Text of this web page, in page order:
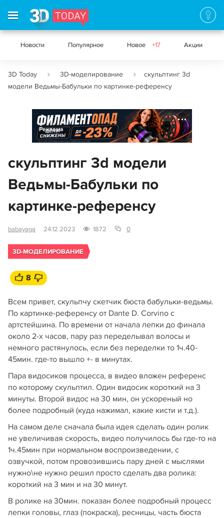
Новости Популярное Новое +17 Акции
3D Today 3D-моделирование
скульптинг 3d
модели Ведьмы-Бабульки по картинке-референсу
Реклама
скульптинг 3d модели
Ведьмы-Бабульки по
картинке-референсу
babayaga 24.12.2023 1872 0
3D-МОДЕЛИРОВАНИЕ
8
Всем привет, скульпчу скетчик бюста бабульки-ведьмы.
По картинке-референсу от Dante D. Corvino с
артстейшина. По времени от начала лепки до финала
около 2-х часов, пару раз переделывал волосы и
немного растянулось, если без переделки то 1ч.40-
45мин. где-то вышло +- в минутах.
Пара видосиков процесса, в видео вложен референс
по которому скульптил. Один видосик короткий на 3
минуты. Второй видос на 30 мин, он ускореный но
более подробный (куда нажимал, какие кисти и т.д.).
На самом деле сначала была идея сделать один ролик
не увеличивая скорость, видео получилось бы где-то на
1ч.45мин при нормальном воспроизведении, с
озвучкой, потом провозившись пару дней с мыслями
нужно\не нужно решил просто сделать два ролика:
короткий на 3 мин и на 30 минут.
В ролике на 30мин. показан более подробный процесс
лепки головы, глаз (покраска), ресницы, часть бюста